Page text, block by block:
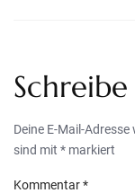
Deine E-Mail-
sind mit * markiert
Kommentar*